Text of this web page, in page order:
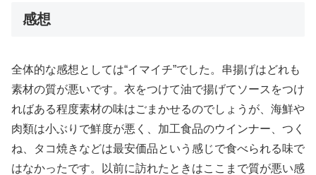
感想
全体的な感想としては“イマイチ”でした。串揚げはどれも
素材の質が悪いです。衣をつけて油で揚げてソースをつけ
ればある程度素材の味はごまかせるのでしょうが、海鮮や
肉類は小ぶりで鮮度が悪く、加工食品のウインナー、つく
ね、タコ焼きなどは最安価品という感じで食べられる味で
はなかったです。以前に訪れたときはここまで質が悪い感